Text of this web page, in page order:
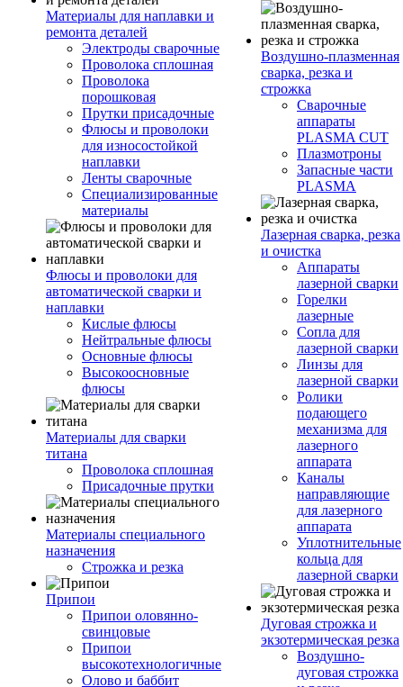
Материалы для наплавки и
ремонта деталей
Электроды сварочные
Проволока сплошная
Проволока
порошковая
Прутки присадочные
Флюсы и проволоки
для износостойкой
наплавки
Ленты сварочные
Специализированные
материалы
Флюсы и проволоки для
автоматической сварки и
наплавки
Кислые флюсы
Нейтральные флюсы
Основные флюсы
Высокоосновные
флюсы
Материалы для сварки
титана
Проволока сплошная
Присадочные прутки
Материалы специального
назначения
Строжка и резка
Припои
Припои оловянно-
свинцовые
Припои
высокотехнологичные
Олово и баббит
Воздушно-плазменная
сварка, резка и
строжка
Сварочные
аппараты
PLASMA CUT
Плазмотроны
Запасные части
PLASMA
Лазерная сварка, резка
и очистка
Аппараты
лазерной сварки
Горелки
лазерные
Сопла для
лазерной сварки
Линзы для
лазерной сварки
Ролики
подающего
механизма для
лазерного
аппарата
Каналы
направляющие
для лазерного
аппарата
Уплотнительные
кольца для
лазерной сварки
Дуговая строжка и
экзотермическая резка
Воздушно-
дуговая строжка